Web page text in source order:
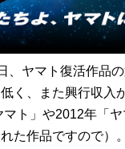
ヤマト復活作品
く、また興行収
ト」や2012年「
た作品ですので）。